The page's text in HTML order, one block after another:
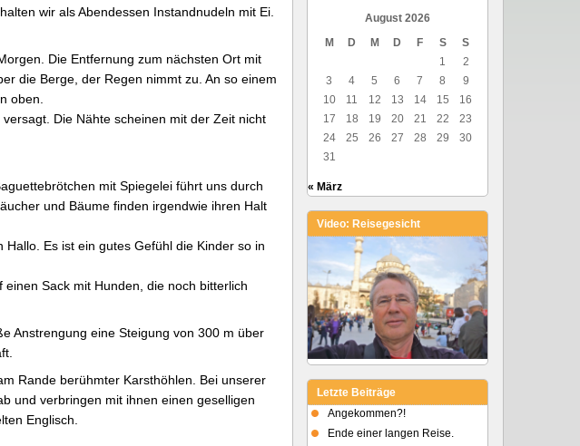
wir als Abendessen Instandnudeln mit Ei.
Die Entfernung zum nächsten Ort mit
die Berge, der Regen nimmt zu. An so einem
oben.
Die Nähte scheinen mit der Zeit nicht
mit Spiegelei führt uns durch
und Bäume finden irgendwie ihren Halt
Es ist ein gutes Gefühl die Kinder so in
Sack mit Hunden, die noch bitterlich
Anstrengung eine Steigung von 300 m über
Rande berühmter Karsthöhlen. Bei unserer
und verbringen mit ihnen einen geselligen
Englisch.
August 2026
M
D M D F S
S
1
2
3
4 5 6 7 8
9
10
11 12 13 14 15
16
17
18 19 20 21 22
23
24
25 26 27 28 29
30
31
« März
Video: Reisegesicht
Letzte Beiträge
Angekommen?!
Ende einer langen Reise.